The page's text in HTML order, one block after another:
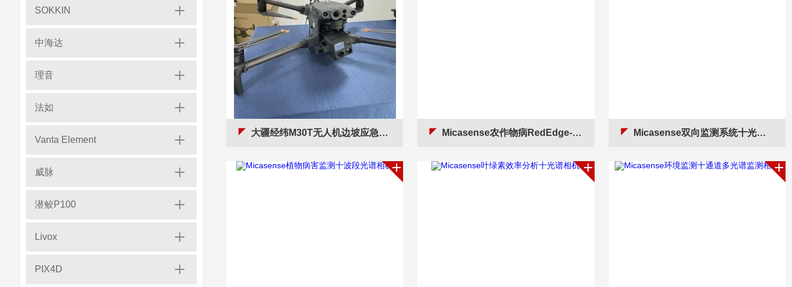
SOKKIN
中海达
理音
法如
Vanta Element
威脉
潜鲛P100
Livox
PIX4D
大疆经纬M30T无人机边坡应急测绘方案 Micasense农作物病RedEdge-P 光谱相机 Micasense双向监测系统十光谱相机